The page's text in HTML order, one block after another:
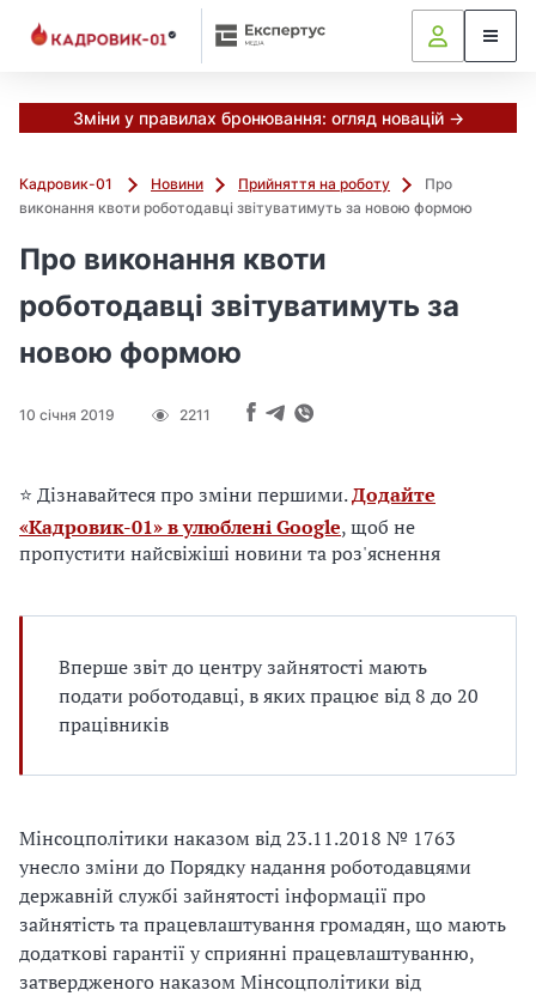
Зміни у правилах бронювання: огляд новацій →
Кадровик-01 Новини Прийняття на роботу
Про
виконання квоти роботодавці звітуватимуть за новою формою
Про виконання квоти
роботодавці звітуватимуть за
новою формою
10 січня 2019 2211
⭐ Дізнавайтеся про зміни першими.Додайте
«Кадровик-01» в улюблені Google, щоб не
пропустити найсвіжіші новини та роз'яснення
Вперше звіт до центру зайнятості мають
подати роботодавці, в яких працює від 8 до 20
працівників
Мінсоцполітики наказом від 23.11.2018 № 1763
унесло зміни до Порядку надання роботодавцями
державній службі зайнятості інформації про
зайнятість та працевлаштування громадян, що мають
додаткові гарантії у сприянні працевлаштуванню,
затвердженого наказом Мінсоцполітики від